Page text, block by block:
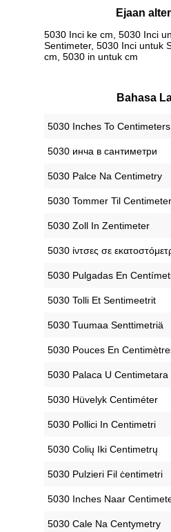
Ejaan
5030 Inci ke cm, 5030 Inci
Sentimeter, 5030 Inci untuk
cm, 5030 in untuk cm
Bahasa
‎5030 Inches To Centimeters
‎5030 инча в сантиметри
‎5030 Palce Na Centimetry
‎5030 Tommer Til Centimeter
‎5030 Zoll In Zentimeter
‎5030 ίντσες σε
‎5030 Pulgadas En
‎5030 Tolli Et Sentimeetrit
‎5030 Tuumaa Senttimetriä
‎5030 Pouces En
‎5030 Palaca U Centimetara
‎5030 Hüvelyk Centiméter
‎5030 Pollici In Centimetri
‎5030 Colių Iki Centimetrų
‎5030 Pulzieri Fil ċentimetri
‎5030 Inches Naar
‎5030 Cale Na Centymetry